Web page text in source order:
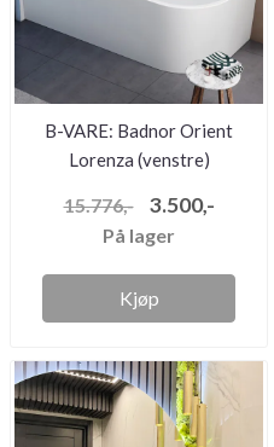
B-VARE: Badnor Orient
Lorenza (venstre)
15.776,- 3.500,-
På lager
Kjøp